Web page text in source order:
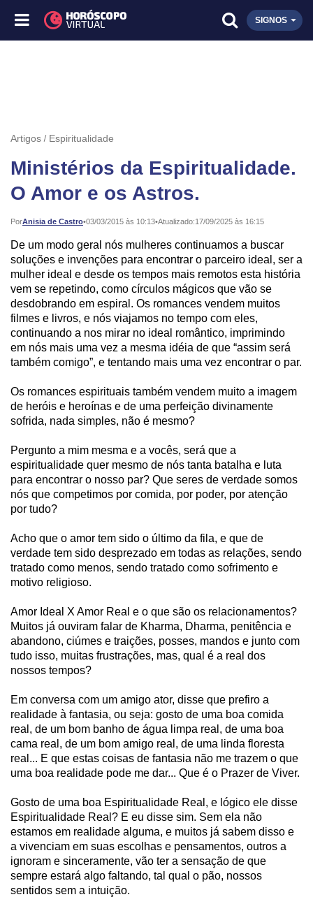
SIGNOS
Artigos Espiritualidade
Ministérios da Espiritualidade.
O Amor e os Astros.
PorAnisia de Castro•
Publicado: 03/03/2015 às 10:13•Atualizado:17/09/2025 às 16:15
De um modo geral nós mulheres continuamos a buscar
soluções e invenções para encontrar o parceiro ideal, ser a
mulher ideal e desde os tempos mais remotos esta história
vem se repetindo, como círculos mágicos que vão se
desdobrando em espiral. Os romances vendem muitos
filmes e livros, e nós viajamos no tempo com eles,
continuando a nos mirar no ideal romântico, imprimindo
em nós mais uma vez a mesma idéia de que “assim será
também comigo”, e tentando mais uma vez encontrar o par.
Os romances espirituais também vendem muito a imagem
de heróis e heroínas e de uma perfeição divinamente
sofrida, nada simples, não é mesmo?
Pergunto a mim mesma e a vocês, será que a
espiritualidade quer mesmo de nós tanta batalha e luta
para encontrar o nosso par? Que seres de verdade somos
nós que competimos por comida, por poder, por atenção
por tudo?
Acho que o amor tem sido o último da fila, e que de
verdade tem sido desprezado em todas as relações, sendo
tratado como menos, sendo tratado como sofrimento e
motivo religioso.
Amor Ideal X Amor Real e o que são os relacionamentos?
Muitos já ouviram falar de Kharma, Dharma, penitência e
abandono, ciúmes e traições, posses, mandos e junto com
tudo isso, muitas frustrações, mas, qual é a real dos
nossos tempos?
Em conversa com um amigo ator, disse que prefiro a
realidade à fantasia, ou seja: gosto de uma boa comida
real, de um bom banho de água limpa real, de uma boa
cama real, de um bom amigo real, de uma linda floresta
real... E que estas coisas de fantasia não me trazem o que
uma boa realidade pode me dar... Que é o Prazer de Viver.
Gosto de uma boa Espiritualidade Real, e lógico ele disse
Espiritualidade Real? E eu disse sim. Sem ela não
estamos em realidade alguma, e muitos já sabem disso e
a vivenciam em suas escolhas e pensamentos, outros a
ignoram e sinceramente, vão ter a sensação de que
sempre estará algo faltando, tal qual o pão, nossos
sentidos sem a intuição.